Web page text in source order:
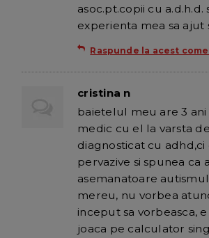
asoc.pt.copii cu a.d.h.d.
experienta mea sa ajut
Raspunde la acest
cristina n
baietelul meu are 3 ani
medic cu el la varsta
diagnosticat cu
pervazive si spunea ca
asemanatoare
mereu, nu vorbea
inceput sa vorbeasca,
joaca pe calculator